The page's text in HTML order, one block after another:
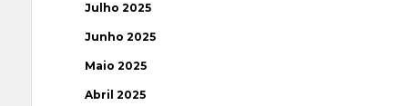
Julho 2025
Junho 2025
Maio 2025
Abril 2025